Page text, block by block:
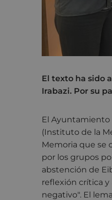
El texto ha sido
Irabazi. Por su
El Ayuntamiento
(Instituto de la
Memoria que se
por los grupos
abstención de
reflexión crítica
negativo". El